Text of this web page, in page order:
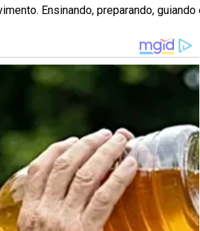
Ensinando, preparando, guiando